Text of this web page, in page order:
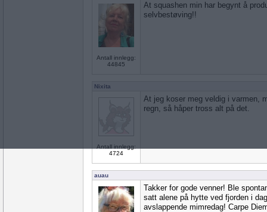
Antall innlegg:
44845
At squashen min har begynt å
selvbestøving!!
Nixita
Antall innlegg:
4724
At jeg koser meg veldig i varmen,
regn, så håper tross alt på det.
auau
Takker for gode venner! Ble
satt alene på hytte ved fjorden i
avslappende mimredag! Carpe